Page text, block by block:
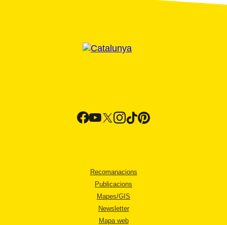
Recomanacions
Publicacions
Mapes/GIS
Newsletter
Mapa web